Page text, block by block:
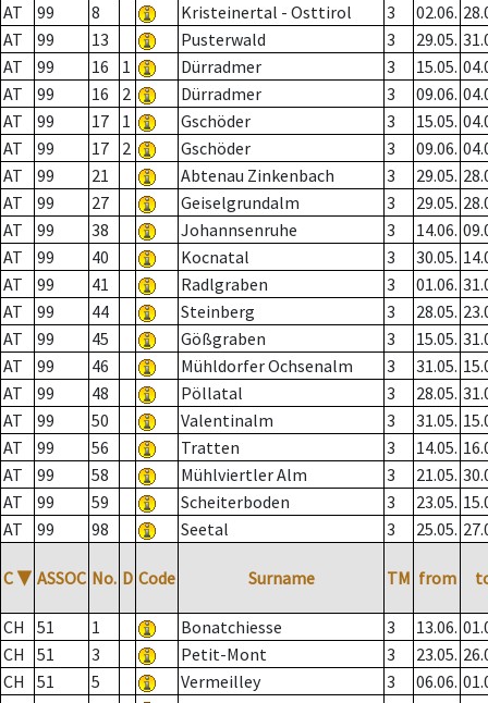
AT 99 8 Kristeinertal - Osttirol 3 02.06.
AT
99 13 Pusterwald 3 29.05.
AT
99 16 1 Dürradmer 3 15.05.
AT
99 16 2 Dürradmer 3 09.06.
AT
99 17 1 Gschöder 3 15.05.
AT
99 17 2 Gschöder 3 09.06.
AT
99 21 Abtenau Zinkenbach 3 29.05.
AT
99 27 Geiselgrundalm 3 29.05.
AT
99 38 Johannsenruhe 3 14.06.
AT
99 40 Kocnatal 3 30.05.
AT
99 41 Radlgraben 3 01.06.
AT
99 44 Steinberg 3 28.05.
AT
99 45 Gößgraben 3 15.05.
AT
99 46 Mühldorfer Ochsenalm 3 31.05.
AT
99 48 Pöllatal 3 28.05.
AT
99 50 Valentinalm 3 31.05.
AT
99 56 Tratten 3 14.05.
AT
99 58 Mühlviertler Alm 3 21.05.
AT
99 59 Scheiterboden 3 23.05.
AT
99 98 Seetal 3 25.05.
C ▼ ASSOC No. D Code Surname TM from
CH 51 1 Bonatchiesse 3 13.06.
CH
51 3 Petit-Mont 3 23.05.
CH
51 5 Vermeilley 3 06.06.